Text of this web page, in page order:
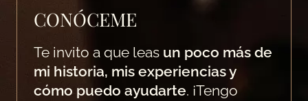
CONÓCEME
Te invito a que leas un poco más de
mi historia, mis experiencias y
cómo puedo ayudarte. ¡Tengo